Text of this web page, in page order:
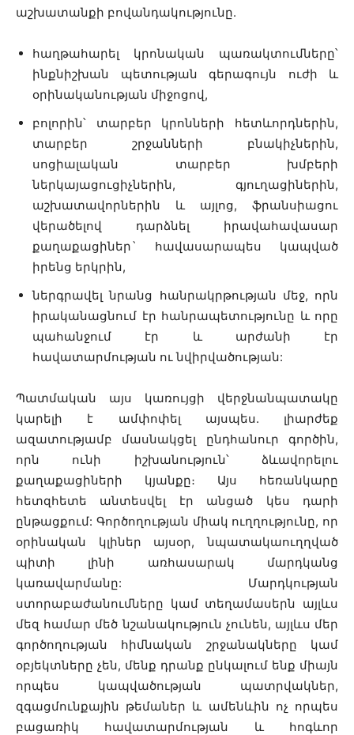
աշխատանքի բովանդակությունը.
հաղթահարել կրոնական պառակտումները՝
ինքնիշխան պետության գերագույն ուժի և
օրինականության միջոցով,
բոլորին՝ տարբեր կրոնների հետևորդներին,
տարբեր շրջանների բնակիչներին,
սոցիալական տարբեր խմբերի
ներկայացուցիչներին, գյուղացիներին,
աշխատավորներին և այլոց, ֆրանսիացու
վերածելով դարձնել իրավահավասար
քաղաքացիներ`
հավասարապես կապված
իրենց երկրին,
ներգրավել նրանց հանրակրթության մեջ, որն
իրականացնում էր հանրապետությունը և որը
պահանջում էր և արժանի էր
հավատարմության ու նվիրվածության:
Պատմական այս կառույցի վերջնանպատակը
կարելի է ամփոփել այսպես. լիարժեք
ազատությամբ մասնակցել ընդհանուր գործին,
որն ունի իշխանություն՝ ձևավորելու
քաղաքացիների կյանքը։ Այս հեռանկարը
հետզհետե անտեսվել էր անցած կես դարի
ընթացքում: Գործողության միակ ուղղությունը, որ
օրինական կլիներ այսօր, նպատակաուղղված
պիտի լինի առհասարակ մարդկանց
կառավարմանը: Մարդկության
ստորաբաժանումները կամ տեղամասերն այլևս
մեզ համար մեծ նշանակություն չունեն, այլևս մեր
գործողության հիմնական շրջանակները կամ
օբյեկտները չեն, մենք դրանք ընկալում ենք միայն
որպես կապվածության պատրվակներ,
զգացմունքային թեմաներ և ամենևին ոչ որպես
բացառիկ հավատարմության և հոգևոր